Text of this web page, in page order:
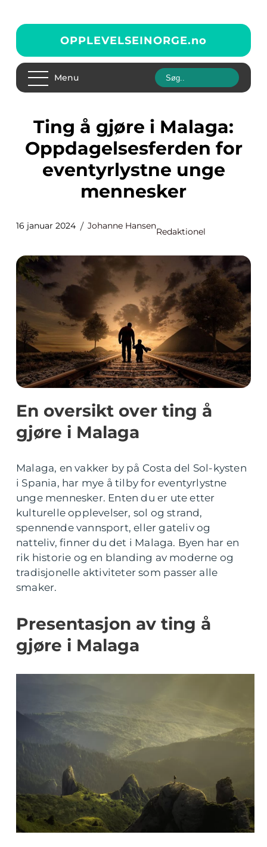
OPPLEVELSEINORGE.no
Menu
Ting å gjøre i Malaga:
Oppdagelsesferden for
eventyrlystne unge
mennesker
16 januar 2024 Johanne Hansen
Redaktionel
En oversikt over ting å
gjøre i Malaga
Malaga, en vakker by på Costa del Sol-kysten
i Spania, har mye å tilby for eventyrlystne
unge mennesker. Enten du er ute etter
kulturelle opplevelser, sol og strand,
spennende vannsport, eller gateliv og
natteliv, finner du det i Malaga. Byen har en
rik historie og en blanding av moderne og
tradisjonelle aktiviteter som passer alle
smaker.
Presentasjon av ting å
gjøre i Malaga